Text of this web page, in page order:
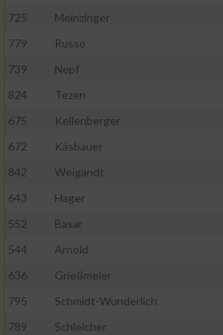
725
Meinzinger
779
Russo
739
Nepf
824
Tezen
675
Kellenberger
672
Käsbauer
842
Weigandt
643
Hager
552
Basar
544
Arnold
636
Grießmeier
795
Schmidt-Wunderlich
789
Schleicher